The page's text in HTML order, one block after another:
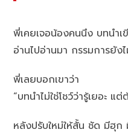
พี่เคยเจอน้องคนนึง บทนำ
อ่านไปอ่านมา กรรมการยังไ
พี่เลยบอกเขาว่า
“บทนำไม่ใช่โชว์ว่ารู้เยอะ แ
หลังปรับใหม่ให้สั้น ชัด มีฮุก